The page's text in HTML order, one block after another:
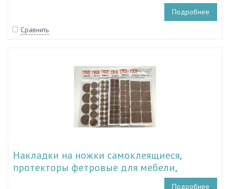
Подробнее
Сравнить
Накладки на ножки самоклеящиеся,
протекторы фетровые для мебели,
войлочные подпятники мебельныеПодробнее